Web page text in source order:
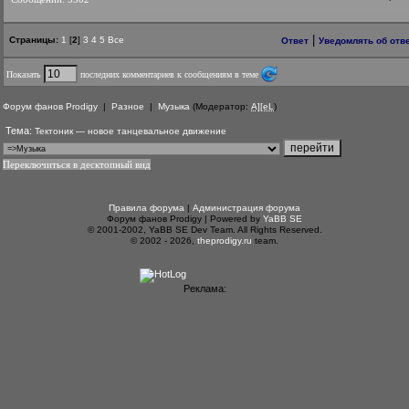
Страницы: 1 [2] 3 4 5 Все Ответ Уведомлять об
Показать последних комментариев к сообщениям в теме
Форум фанов Prodigy | Разное | Музыка (Модератор: A][eL )
Тема: Тектоник — новое танцевальное движение
Переключиться в десктопный вид
Правила форума | Администрация форума
Форум фанов Prodigy | Powered by YaBB SE
© 2001-2002, YaBB SE Dev Team. All Rights Reserved.
© 2002 - 2026, theprodigy.ru team.
Реклама: